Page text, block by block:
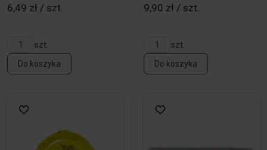
6,49 zł / szt.
szt.
Do koszyka
9,90 zł / szt.
szt.
Do koszyka